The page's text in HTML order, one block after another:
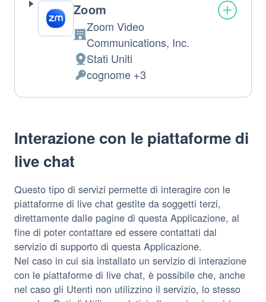
Zoom
Azienda:
Zoom Video
Communications, Inc.
Luogo
del
trattamento:
Stati Uniti
Dati
Personali
cognome +3
Interazione con le piattaforme di
live chat
Questo tipo di servizi permette di interagire con le
piattaforme di live chat gestite da soggetti terzi,
direttamente dalle pagine di questa Applicazione, al
fine di poter contattare ed essere contattati dal
servizio di supporto di questa Applicazione.
Nel caso in cui sia installato un servizio di interazione
con le piattaforme di live chat, è possibile che, anche
nel caso gli Utenti non utilizzino il servizio, lo stesso